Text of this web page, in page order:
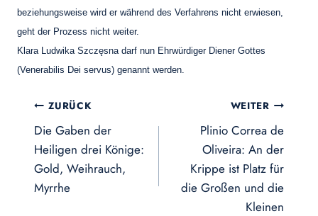
beziehungsweise wird er während des Verfahrens nicht erwiesen,
geht der Prozess nicht weiter.
Klara Ludwika Szczęsna darf nun Ehrwürdiger Diener Gottes
(Venerabilis Dei servus) genannt werden.
Beitragsnavigation
ZURÜCK
Die Gaben der
Heiligen drei Könige:
Gold, Weihrauch,
Myrrhe
WEITER
Plinio Correa de
Oliveira: An der
Krippe ist Platz für
die Großen und die
Kleinen